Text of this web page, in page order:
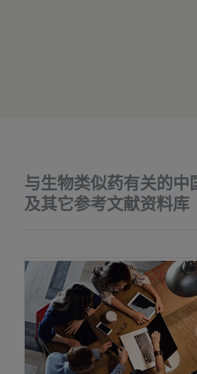
与生物类似药有关的中
及其它参考文献资料库